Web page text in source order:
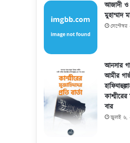
আজাদী ও
মুহাম্মাদ
আনসার
আমীর
বার
জুলাই ৬,